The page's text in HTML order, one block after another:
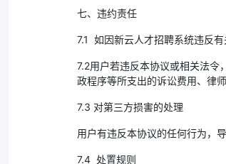
七、违约责任
7.1 如因新云人才招聘系统违反
7.2用户若违反本协议或相关法令
政程序等所支出的诉讼费用、律
7.3 对第三方损害的处理
用户有违反本协议的任何行为，
7.4 处置规则